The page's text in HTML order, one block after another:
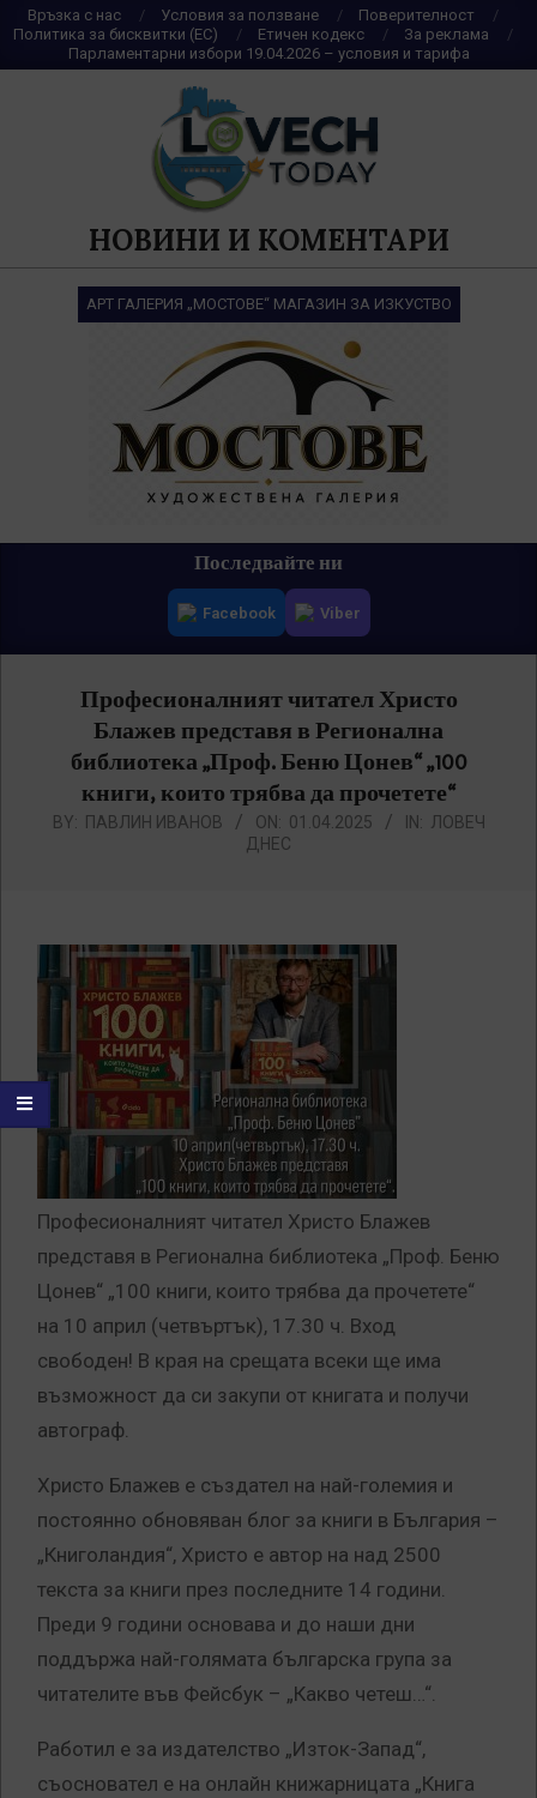
Skip
to
content
Връзка с нас Условия за ползване
Поверителност
Политика за бисквитки (ЕС)
Етичен кодекс
За реклама
Парламентарни избори 19.04.2026 – условия и тарифа
НОВИНИ И КОМЕНТАРИ
АРТ ГАЛЕРИЯ „МОСТОВЕ“ МАГАЗИН ЗА ИЗКУСТВО
Последвайте ни
Facebook Viber
Професионалният читател Христо
Блажев представя в Регионална
библиотека „Проф. Беню Цонев“ „100
книги, които трябва да прочетете“
BY: ПАВЛИН ИВАНОВ ON: 01.04.2025 IN: ЛОВЕЧ
ДНЕС
Професионалният читател Христо Блажев
представя в Регионална библиотека „Проф. Беню
Цонев“ „100 книги, които трябва да прочетете“
на 10 април (четвъртък), 17.30 ч. Вход
свободен! В края на срещата всеки ще има
възможност да си закупи от книгата и получи
автограф.
Христо Блажев е създател на най-големия и
постоянно обновяван блог за книги в България –
„Книголандия“, Христо е автор на над 2500
текста за книги през последните 14 години.
Преди 9 години основава и до наши дни
поддържа най-голямата българска група за
читателите във Фейсбук – „Какво четеш…“.
Работил е за издателство „Изток-Запад“,
съосновател е на онлайн книжарницата „Книга